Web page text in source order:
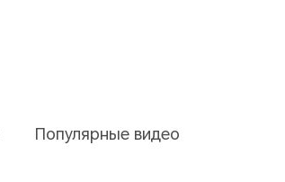
Популярные видео